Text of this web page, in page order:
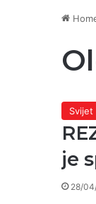
Svijet
je
28/